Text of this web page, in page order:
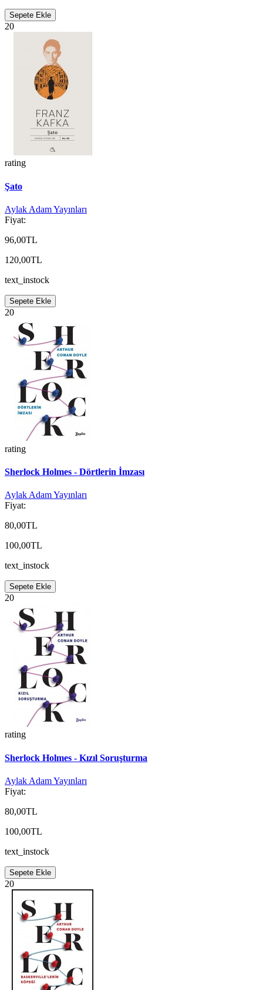
Sepete Ekle
20
rating
Şato
Aylak Adam Yayınları
Fiyat:
96,00TL
120,00TL
text_instock
Sepete Ekle
20
rating
Sherlock Holmes - Dörtlerin İmzası
Aylak Adam Yayınları
Fiyat:
80,00TL
100,00TL
text_instock
Sepete Ekle
20
rating
Sherlock Holmes - Kızıl Soruşturma
Aylak Adam Yayınları
Fiyat:
80,00TL
100,00TL
text_instock
Sepete Ekle
20